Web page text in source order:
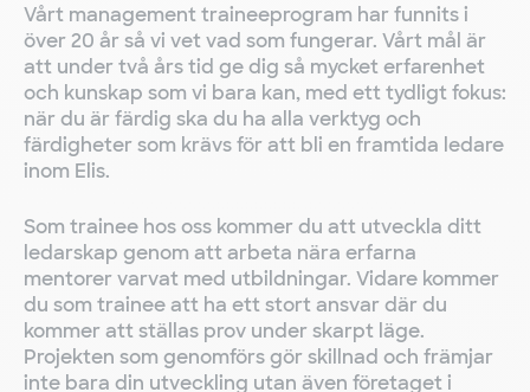
Vårt management traineeprogram har funnits i
över 20 år så vi vet vad som fungerar. Vårt mål är
att under två års tid ge dig så mycket erfarenhet
och kunskap som vi bara kan, med ett tydligt fokus:
när du är färdig ska du ha alla verktyg och
färdigheter som krävs för att bli en framtida ledare
inom Elis.
Som trainee hos oss kommer du att utveckla ditt
ledarskap genom att arbeta nära erfarna
mentorer varvat med utbildningar. Vidare kommer
du som trainee att ha ett stort ansvar där du
kommer att ställas prov under skarpt läge.
Projekten som genomförs gör skillnad och främjar
inte bara din utveckling utan även företaget i